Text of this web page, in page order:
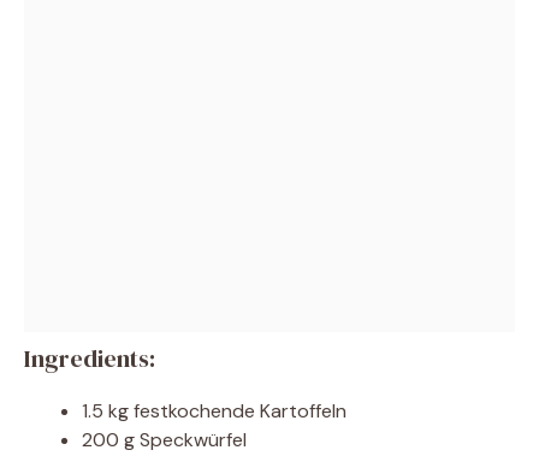
Ingredients:
1.5 kg festkochende Kartoffeln
200 g Speckwürfel